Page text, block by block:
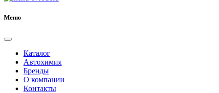
Меню
Каталог
Автохимия
Бренды
О компании
Контакты